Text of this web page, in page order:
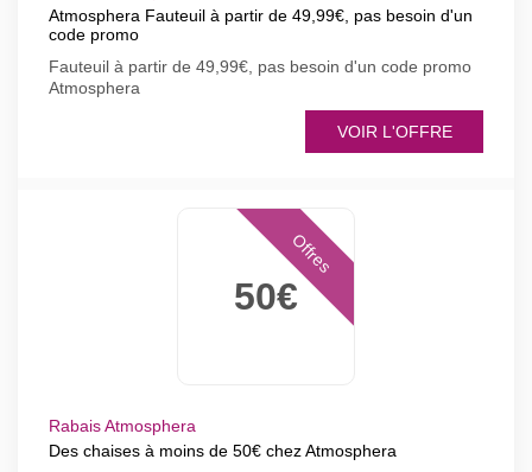
Atmosphera Fauteuil à partir de 49,99€, pas besoin d'un
code promo
Fauteuil à partir de 49,99€, pas besoin d'un code promo
Atmosphera
VOIR L'OFFRE
50€
Offres
Rabais Atmosphera
Des chaises à moins de 50€ chez Atmosphera